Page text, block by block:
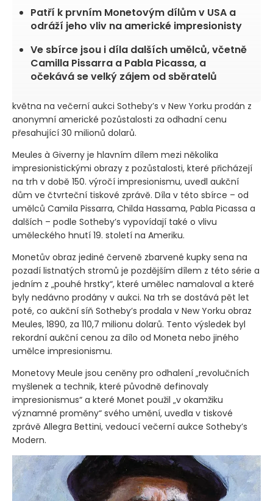
Patří k prvním Monetovým dílům v USA a
odráží jeho vliv na americké impresionisty
Ve sbírce jsou i díla dalších umělců, včetně
Camilla Pissarra a Pabla Picassa, a
očekává se velký zájem od sběratelů
května na večerní aukci Sotheby’s v New Yorku prodán z
anonymní americké pozůstalosti za odhadní cenu
přesahující 30 milionů dolarů.
Meules à Giverny je hlavním dílem mezi několika
impresionistickými obrazy z pozůstalosti, které přicházejí
na trh v době 150. výročí impresionismu, uvedl aukční
dům ve čtvrteční tiskové zprávě. Díla v této sbírce – od
umělců Camila Pissarra, Childa Hassama, Pabla Picassa a
dalších – podle Sotheby’s vypovídají také o vlivu
uměleckého hnutí 19. století na Ameriku.
Monetův obraz jediné červeně zbarvené kupky sena na
pozadí listnatých stromů je pozdějším dílem z této série a
jedním z „pouhé hrstky“, které umělec namaloval a které
byly nedávno prodány v aukci. Na trh se dostává pět let
poté, co aukční síň Sotheby’s prodala v New Yorku obraz
Meules, 1890, za 110,7 milionu dolarů. Tento výsledek byl
rekordní aukční cenou za dílo od Moneta nebo jiného
umělce impresionismu.
Monetovy Meule jsou ceněny pro odhalení „revolučních
myšlenek a technik, které původně definovaly
impresionismus“ a které Monet použil „v okamžiku
významné proměny“ svého umění, uvedla v tiskové
zprávě Allegra Bettini, vedoucí večerní aukce Sotheby’s
Modern.